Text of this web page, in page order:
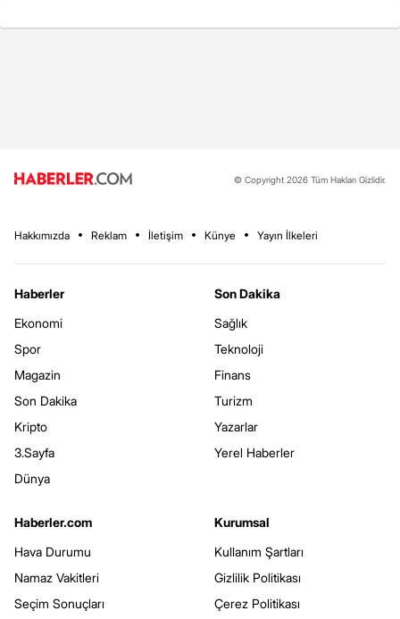
© Copyright 2026 Tüm Hakları Gizlidir.
Hakkımızda Reklam İletişim Künye Yayın İlkeleri
Haberler
Ekonomi
Spor
Magazin
Son Dakika
Kripto
3.Sayfa
Dünya
Son Dakika
Sağlık
Teknoloji
Finans
Turizm
Yazarlar
Yerel Haberler
Haberler.com
Hava Durumu
Namaz Vakitleri
Seçim Sonuçları
Kurumsal
Kullanım Şartları
Gizlilik Politikası
Çerez Politikası